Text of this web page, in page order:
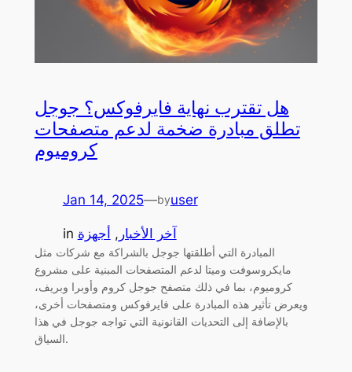
هل تقترب نهاية فايرفوكس؟ جوجل
تطلق مبادرة ضخمة لدعم متصفحات
كروميوم
Jan 14, 2025—byuser
in آخر الأخبار , أجهزة
المبادرة التي أطلقتها جوجل بالشراكة مع شركات مثل
مايكروسوفت وميتا لدعم المتصفحات المبنية على مشروع
كروميوم، بما في ذلك متصفح جوجل كروم وأوبرا وبريف،
ويعرض تأثير هذه المبادرة على فايرفوكس ومتصفحات أخرى،
بالإضافة إلى التحديات القانونية التي تواجه جوجل في هذا
السياق.